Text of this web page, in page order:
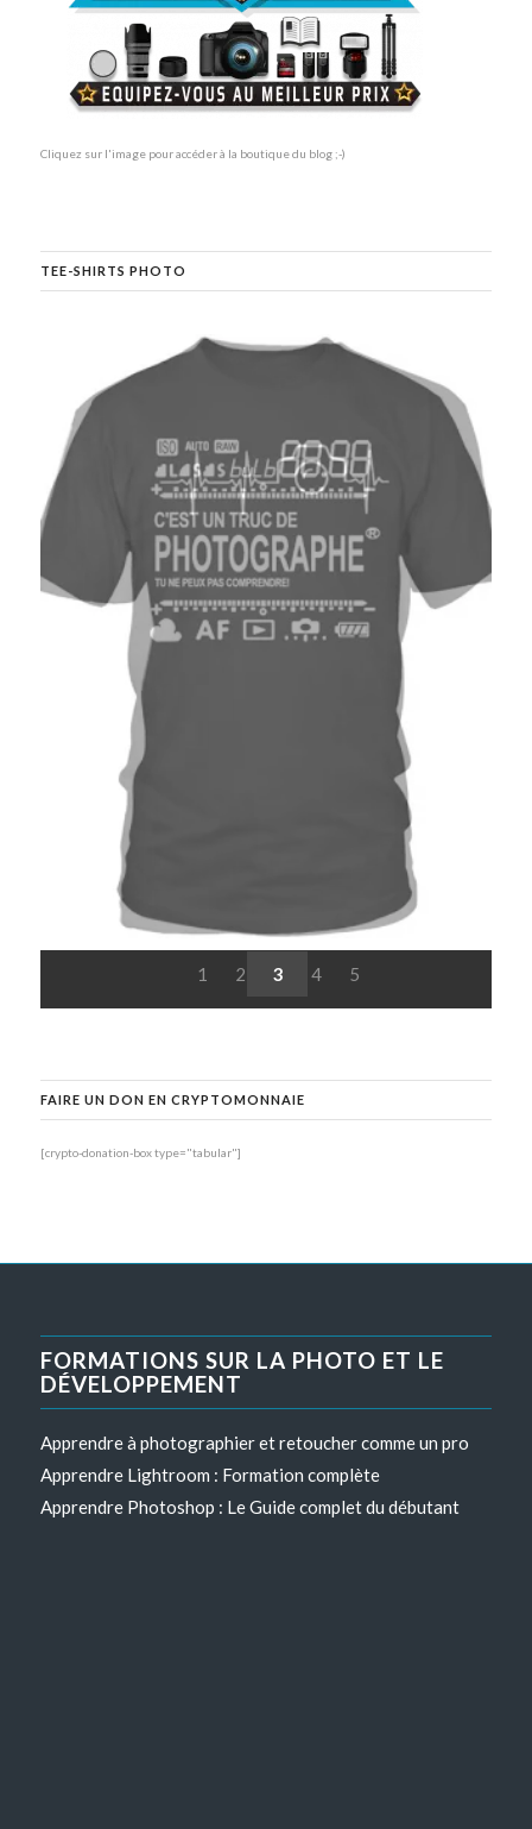
Cliquez sur l'image pour accéder à la boutique du blog ;-)
TEE-SHIRTS PHOTO
1 2 3 4 5
FAIRE UN DON EN CRYPTOMONNAIE
[crypto-donation-box type="tabular"]
FORMATIONS SUR LA PHOTO ET LE
DÉVELOPPEMENT
Apprendre à photographier et retoucher comme un pro
Apprendre Lightroom : Formation complète
Apprendre Photoshop : Le Guide complet du débutant